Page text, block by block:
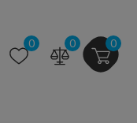
0 0 0